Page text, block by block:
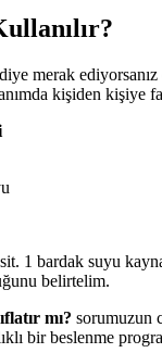
diye merak
kişiden kişiye
1 bardak suyu
belirtelim.
mı? sorumuzun
bir beslenme